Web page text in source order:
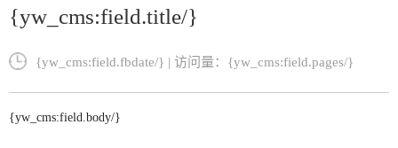
{yw_cms:field.title/}
{yw_cms:field.fbdate/} | 访问量：{yw_cms:field.pages/}
{yw_cms:field.body/}